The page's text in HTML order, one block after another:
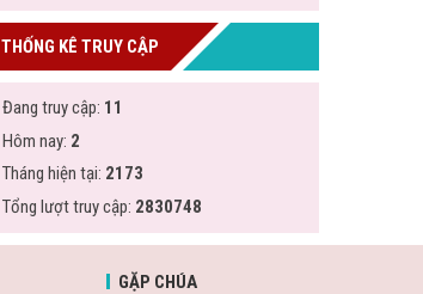
THỐNG KÊ TRUY CẬP
Đang truy cập: 11
Hôm nay: 2
Tháng hiện tại: 2173
Tổng lượt truy cập: 2830748
GẶP CHÚA